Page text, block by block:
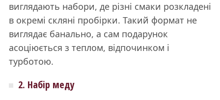
виглядають набори, де різні смаки розкладені
в окремі скляні пробірки. Такий формат не
виглядає банально, а сам подарунок
асоціюється з теплом, відпочинком і
турботою.
2. Набір меду